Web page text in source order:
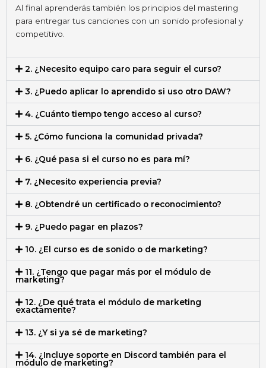
Al final aprenderás también los principios del mastering
para entregar tus canciones con un sonido profesional y
competitivo.
2. ¿Necesito equipo caro para seguir el curso?
3. ¿Puedo aplicar lo aprendido si uso otro DAW?
4. ¿Cuánto tiempo tengo acceso al curso?
5. ¿Cómo funciona la comunidad privada?
6. ¿Qué pasa si el curso no es para mí?
7. ¿Necesito experiencia previa?
8. ¿Obtendré un certificado o reconocimiento?
9. ¿Puedo pagar en plazos?
10. ¿El curso es de sonido o de marketing?
11. ¿Tengo que pagar más por el módulo de
marketing?
12. ¿De qué trata el módulo de marketing
exactamente?
13. ¿Y si ya sé de marketing?
14. ¿Incluye soporte en Discord también para el
módulo de marketing?